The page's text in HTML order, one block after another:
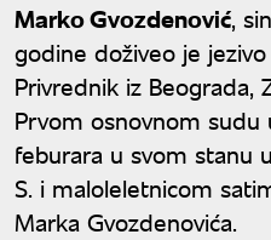
Marko Gvozdenović, sin
godine doživeo je
Privrednik iz Beograda,
Prvom osnovnom sudu
feburara u svom stanu
S. i maloleletnicom
Marka Gvozdenovića.